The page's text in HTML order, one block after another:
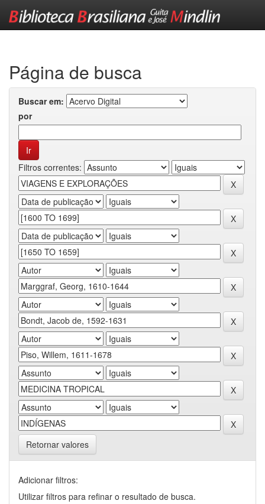
Página de busca
Buscar em:
por
Filtros correntes:
Retornar valores
Adicionar filtros:
Utilizar filtros para refinar o resultado de busca.